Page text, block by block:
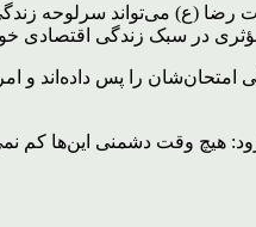
رضا (ع) می‌تواند سرلوحه
در سبک زندگی اقتصادی
امتحان‌شان را پس
هیچ وقت دشمنی این‌ها کم